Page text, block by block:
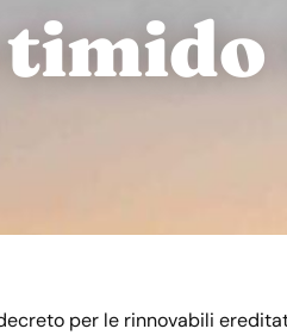
per le rinnovabili